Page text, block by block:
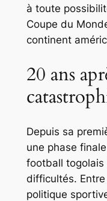
à toute
Coupe du
continent
20 ans
Depuis sa
une phase
football
difficultés. Entre
politique